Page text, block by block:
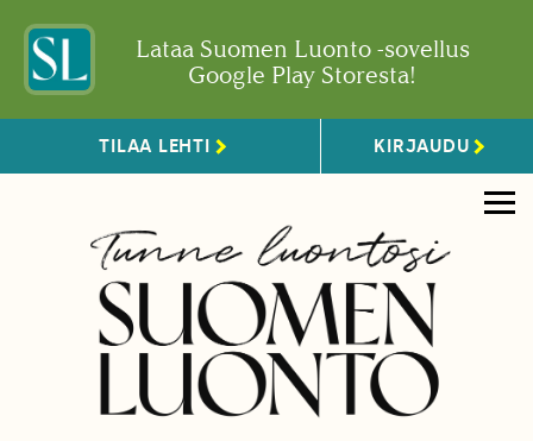
Lataa Suomen Luonto -sovellus
Google Play Storesta!
TILAA LEHTI KIRJAUDU